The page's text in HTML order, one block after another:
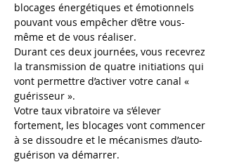
blocages énergétiques et émotionnels
pouvant vous empêcher d’être vous-
même et de vous réaliser.
Durant ces deux journées, vous recevrez
la transmission de quatre initiations qui
vont permettre d’activer votre canal «
guérisseur ».
Votre taux vibratoire va s’élever
fortement, les blocages vont commencer
à se dissoudre et le mécanismes d’auto-
guérison va démarrer.